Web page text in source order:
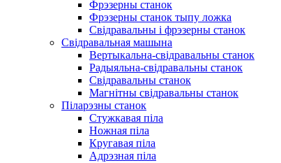
Фрэзерны станок
Фрэзерны станок тыпу ложка
Свідравальны і фрэзерны станок
Свідравальная машына
Вертыкальна-свідравальны станок
Радыяльна-свідравальны станок
Свідравальны станок
Магнітны свідравальны станок
Піларэзны станок
Стужкавая піла
Ножная піла
Кругавая піла
Адрэзная піла